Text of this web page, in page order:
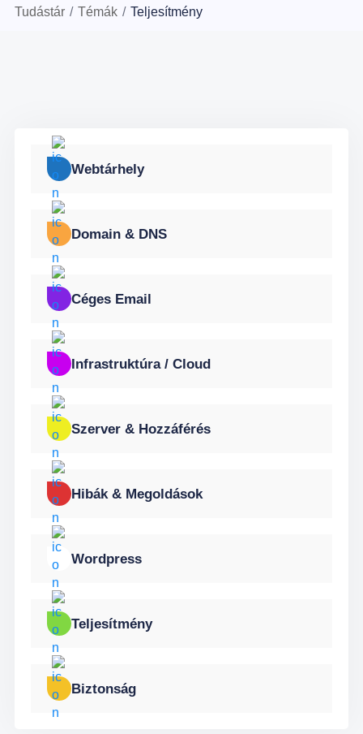
Tudástár / Témák / Teljesítmény
Webtárhely
Domain & DNS
Céges Email
Infrastruktúra / Cloud
Szerver & Hozzáférés
Hibák & Megoldások
Wordpress
Teljesítmény
Biztonság